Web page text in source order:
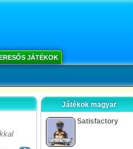
JÁTÉKOK
Játékok magyar
Satisfactory